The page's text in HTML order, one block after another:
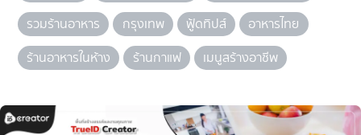
รวมร้านอาหาร
กรุงเทพ ฟู้ดทิปส์
อาหารไทย
ร้านอาหารในห้าง
ร้านกาแฟ เมนูสร้างอาชีพ